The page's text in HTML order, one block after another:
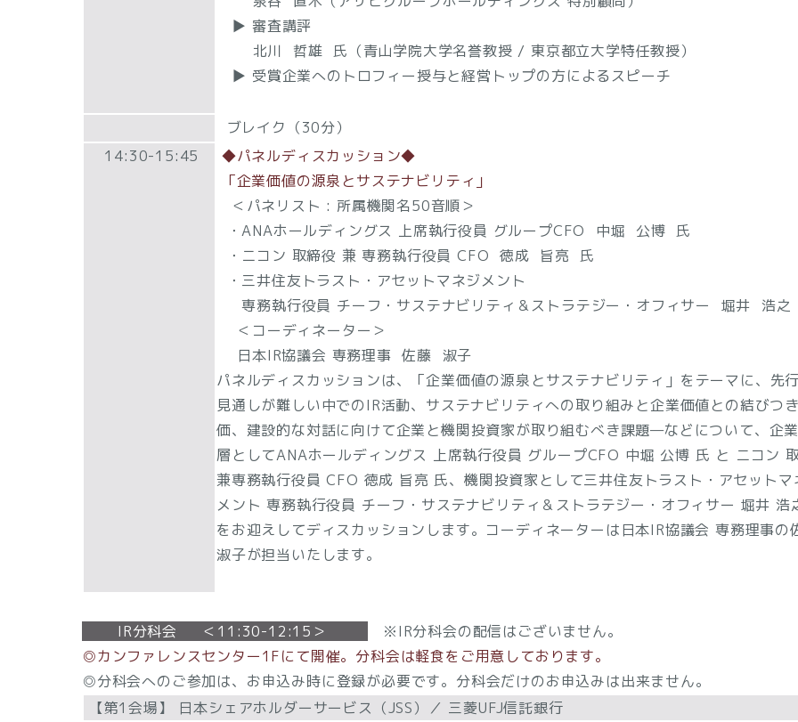
▶ 審査講評
北川 哲雄 氏（青山学院大学名誉教授 / 東京都立大学特任教授）
▶ 受賞企業へのトロフィー授与と経営トップの方によるスピーチ
ブレイク（30分）
14:30-15:45
◆パネルディスカッション◆
「企業価値の源泉とサステナビリティ」
＜パネリスト : 所属機関名50音順＞
・ANAホールディングス 上席執行役員 グループCFO 中堀 公博 氏
・ニコン 取締役 兼 専務執行役員 CFO 徳成 旨亮 氏
・三井住友トラスト・アセットマネジメント
専務執行役員 チーフ・サステナビリティ＆ストラテジー・オフィサー 堀井 浩
＜コーディネーター＞
日本IR協議会 専務理事 佐藤 淑子
パネルディスカッションは、「企業価値の源泉とサステナビリティ」をテーマに、先
見通しが難しい中でのIR活動、サステナビリティへの取り組みと企業価値との結びつ
価、建設的な対話に向けて企業と機関投資家が取り組むべき課題—などについて、企
層としてANAホールディングス 上席執行役員 グループCFO 中堀 公博 氏 と ニコン
兼専務執行役員 CFO 徳成 旨亮 氏、機関投資家として三井住友トラスト・アセットマ
メント 専務執行役員 チーフ・サステナビリティ＆ストラテジー・オフィサー 堀井 浩
をお迎えしてディスカッションします。コーディネーターは日本IR協議会 専務理事の
淑子が担当いたします。
IR分科会 ＜11:30-12:15＞
※IR分科会の配信はございません。
◎カンファレンスセンター1Fにて開催。分科会は軽食をご用意しております。
◎分科会へのご参加は、お申込み時に登録が必要です。分科会だけのお申込みは出来ません。
【第1会場】 日本シェアホルダーサービス（JSS）／ 三菱UFJ信託銀行